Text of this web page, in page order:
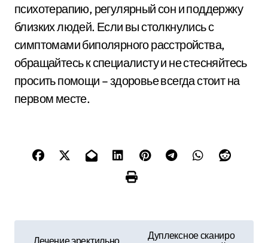
психотерапию, регулярный сон и поддержку
близких людей. Если вы столкнулись с
симптомами биполярного расстройства,
обращайтесь к специалисту и не стесняйтесь
просить помощи – здоровье всегда стоит на
первом месте.
Дуплексное сканиро